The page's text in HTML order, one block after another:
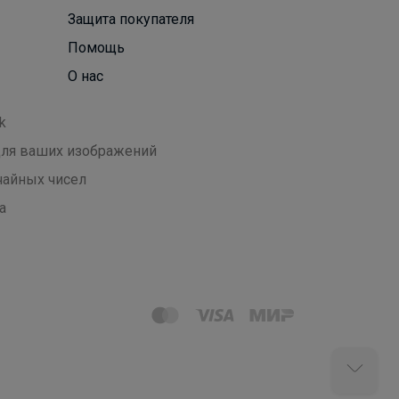
Защита покупателя
Помощь
О нас
ваших изображений
чисел